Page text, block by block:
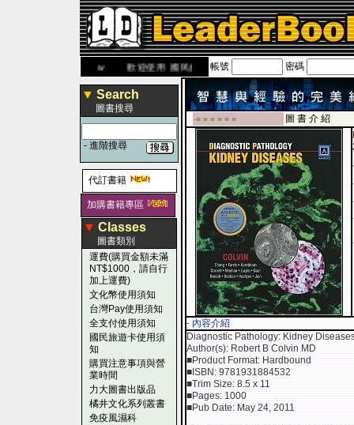
歡迎使用 國民旅遊卡！！帳號 密碼
▼ Search
圖書搜尋
- 進階搜尋
代訂書籍
加購書籍專區
▼ Classes
圖書類別
運費(購買金額未滿
NT$1000，請自行
加上運費)
文化幣使用須知
台灣Pay使用須知
全支付使用須知
國民旅遊卡使用須
知
購買注意事項與營
業時間
力大圖書出版品
橘井文化系列叢書
免疫風濕科
-■ ■ ■ ■ ■ ■
圖 書 介 紹
- 內容介紹
Diagnostic Pathology: Kidney
Author(s): Robert B Colvin MD
■Product Format: Hardbound
■ISBN: 9781931884532
■Trim Size: 8.5 x 11
■Pages: 1000
■Pub Date: May 24, 2011